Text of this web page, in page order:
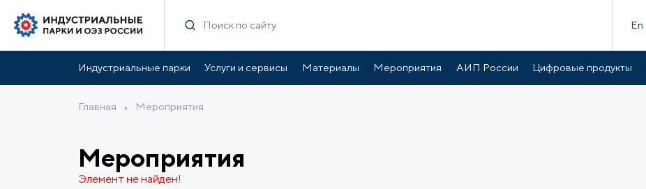
En
Индустриальные парки Услуги и сервисы Материалы Мероприятия АИП России Цифровые продукты
Главная • Мероприятия
Мероприятия
Элемент не найден!